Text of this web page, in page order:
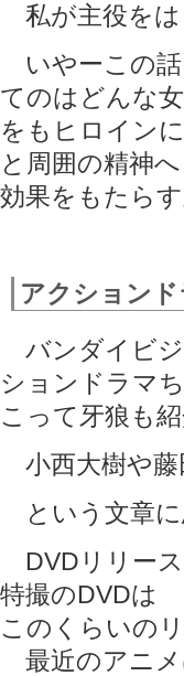
私が主役をは
いやーこの話
てのはどんな女
をもヒロイン
と周囲の精神へ
効果をもたら
アクション
バンダイビ
ションドラマ
こって牙狼も
小西大樹や藤
という文章に
DVDリリー
特撮のDVDは
このくらいの
最近のアニメ